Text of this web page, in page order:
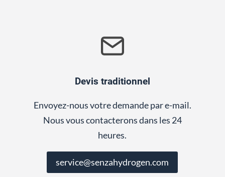
Devis traditionnel
Envoyez-nous votre demande par e-mail.
Nous vous contacterons dans les 24
heures.
service@senzahydrogen.com